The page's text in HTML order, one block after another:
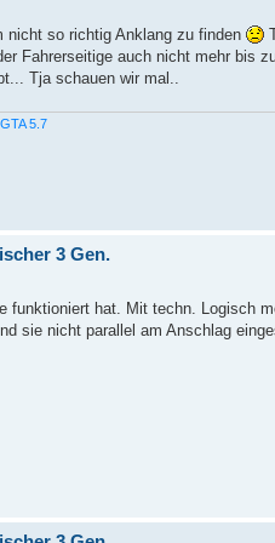
nicht so richtig Anklang zu finden
Fahrerseitige auch nicht mehr bis
Tja schauen wir mal..
5.7
3 Gen.
funktioniert hat. Mit techn. Logisch
sie nicht parallel am Anschlag